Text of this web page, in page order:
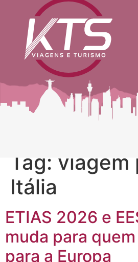
Tag: viagem
Itália
ETIAS 2026 e
muda para
para a Europa